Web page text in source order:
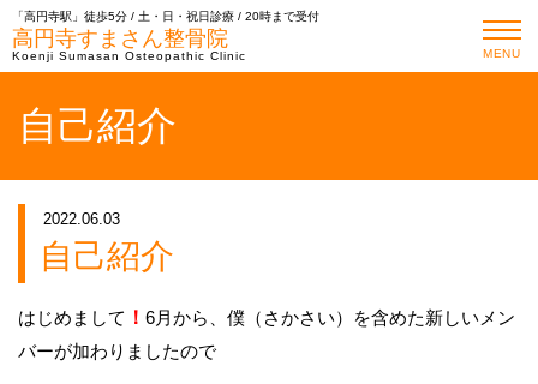
「高円寺駅」徒歩5分 / 土・日・祝日診療 / 20時まで受付
高円寺すまさん整骨院
Koenji Sumasan Osteopathic Clinic MENU
自己紹介
2022.06.03
自己紹介
はじめまして ！ 6月から、僕（さかさい）を含めた新しいメン
バーが加わりましたので